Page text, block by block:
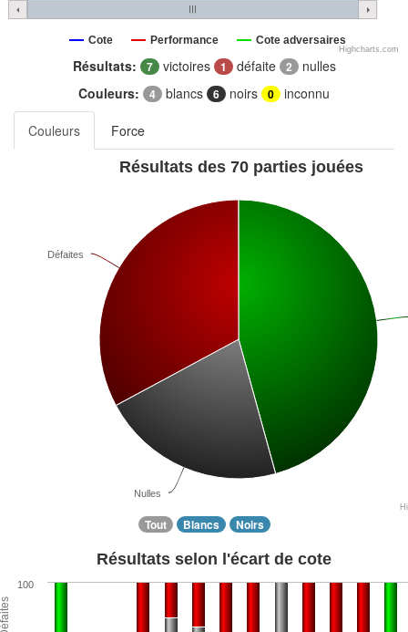
Cote Performance Cote adversaires
Highcharts.com
Résultats: 7 victoires 1 défaite 2 nulles
Couleurs:
4 blancs 6 noirs 0 inconnu
Couleurs
Force
Résultats des 70 parties jouées
Nulles
Défaites
Tout Blancs Noirs
Résultats selon l'écart de cote
100